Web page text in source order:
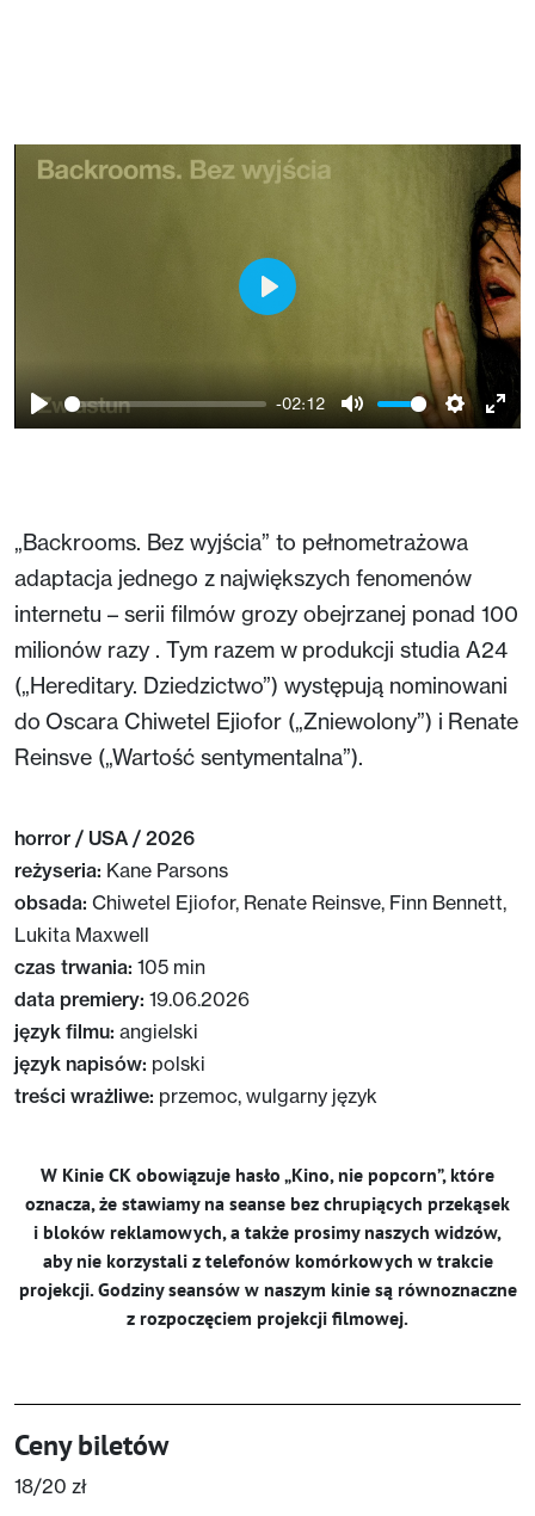
Play
-02:12
Mute Settings
Play
„Backrooms. Bez wyjścia” to pełnometrażowa
adaptacja jednego z największych fenomenów
internetu – serii filmów grozy obejrzanej ponad 100
milionów razy . Tym razem w produkcji studia A24
(„Hereditary. Dziedzictwo”) występują nominowani
do Oscara Chiwetel Ejiofor („Zniewolony”) i Renate
Reinsve („Wartość sentymentalna”).
horror / USA / 2026
reżyseria: Kane Parsons
obsada: Chiwetel Ejiofor, Renate Reinsve, Finn Bennett,
Lukita Maxwell
czas trwania: 105 min
data premiery: 19.06.2026
język filmu: angielski
język napisów: polski
treści wrażliwe: przemoc, wulgarny język
W Kinie CK obowiązuje hasło „Kino, nie popcorn”, które
oznacza, że stawiamy na seanse bez chrupiących przekąsek
i bloków reklamowych, a także prosimy naszych widzów,
aby nie korzystali z telefonów komórkowych w trakcie
projekcji. Godziny seansów w naszym kinie są równoznaczne
z rozpoczęciem projekcji filmowej.
Ceny biletów
18/20 zł